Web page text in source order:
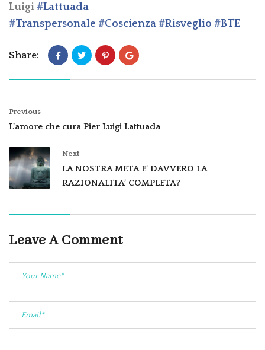
Luigi ‪#‎Lattuada‬
‪#‎Transpersonale‬ ‪#‎Coscienza‬ ‪#‎Risveglio‬ ‪#‎BTE‬
Share:
Previous
L’amore che cura Pier Luigi Lattuada
Next
LA NOSTRA META E’ DAVVERO LA
RAZIONALITA’ COMPLETA?
Leave A Comment